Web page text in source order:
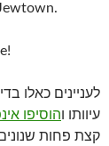
לעניינים כאלו
עיוותו והוסיפו
קצת פחות